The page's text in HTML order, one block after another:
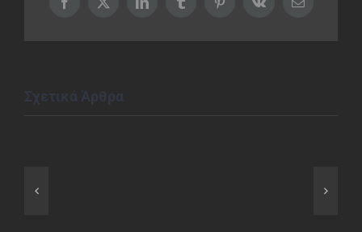
Facebook
X LinkedInTumblr PinterestVk Email
Σχετικά Άρθρα